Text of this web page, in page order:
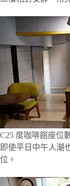
C25 度咖啡館座位
即使平日中午人潮
位。